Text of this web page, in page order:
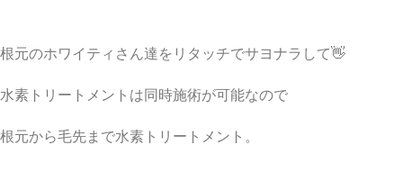
根元のホワイティさん達をリタッチでサヨナラして👋
水素トリートメントは同時施術が可能なので
根元から毛先まで水素トリートメント。